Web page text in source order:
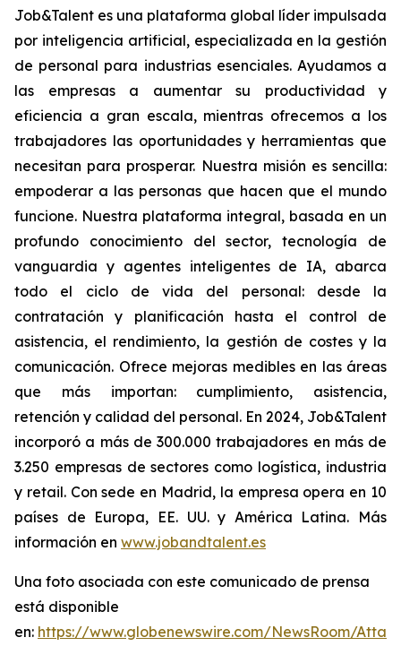
Job&Talent es una plataforma global líder impulsada
por inteligencia artificial, especializada en la gestión
de personal para industrias esenciales. Ayudamos a
las empresas a aumentar su productividad y
eficiencia a gran escala, mientras ofrecemos a los
trabajadores las oportunidades y herramientas que
necesitan para prosperar. Nuestra misión es sencilla:
empoderar a las personas que hacen que el mundo
funcione. Nuestra plataforma integral, basada en un
profundo conocimiento del sector, tecnología de
vanguardia y agentes inteligentes de IA, abarca
todo el ciclo de vida del personal: desde la
contratación y planificación hasta el control de
asistencia, el rendimiento, la gestión de costes y la
comunicación. Ofrece mejoras medibles en las áreas
que más importan: cumplimiento, asistencia,
retención y calidad del personal. En 2024, Job&Talent
incorporó a más de 300.000 trabajadores en más de
3.250 empresas de sectores como logística, industria
y retail. Con sede en Madrid, la empresa opera en 10
países de Europa, EE. UU. y América Latina. Más
información en www.jobandtalent.es
Una foto asociada con este comunicado de prensa
está disponible
en: https://www.globenewswire.com/NewsRoom/